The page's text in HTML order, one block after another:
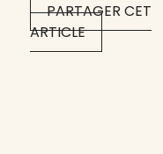
PARTAGER CET
ARTICLE